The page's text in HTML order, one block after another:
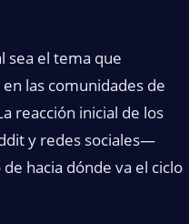
sea el tema que
las comunidades de
reacción inicial de los
y redes sociales—
hacia dónde va el ciclo